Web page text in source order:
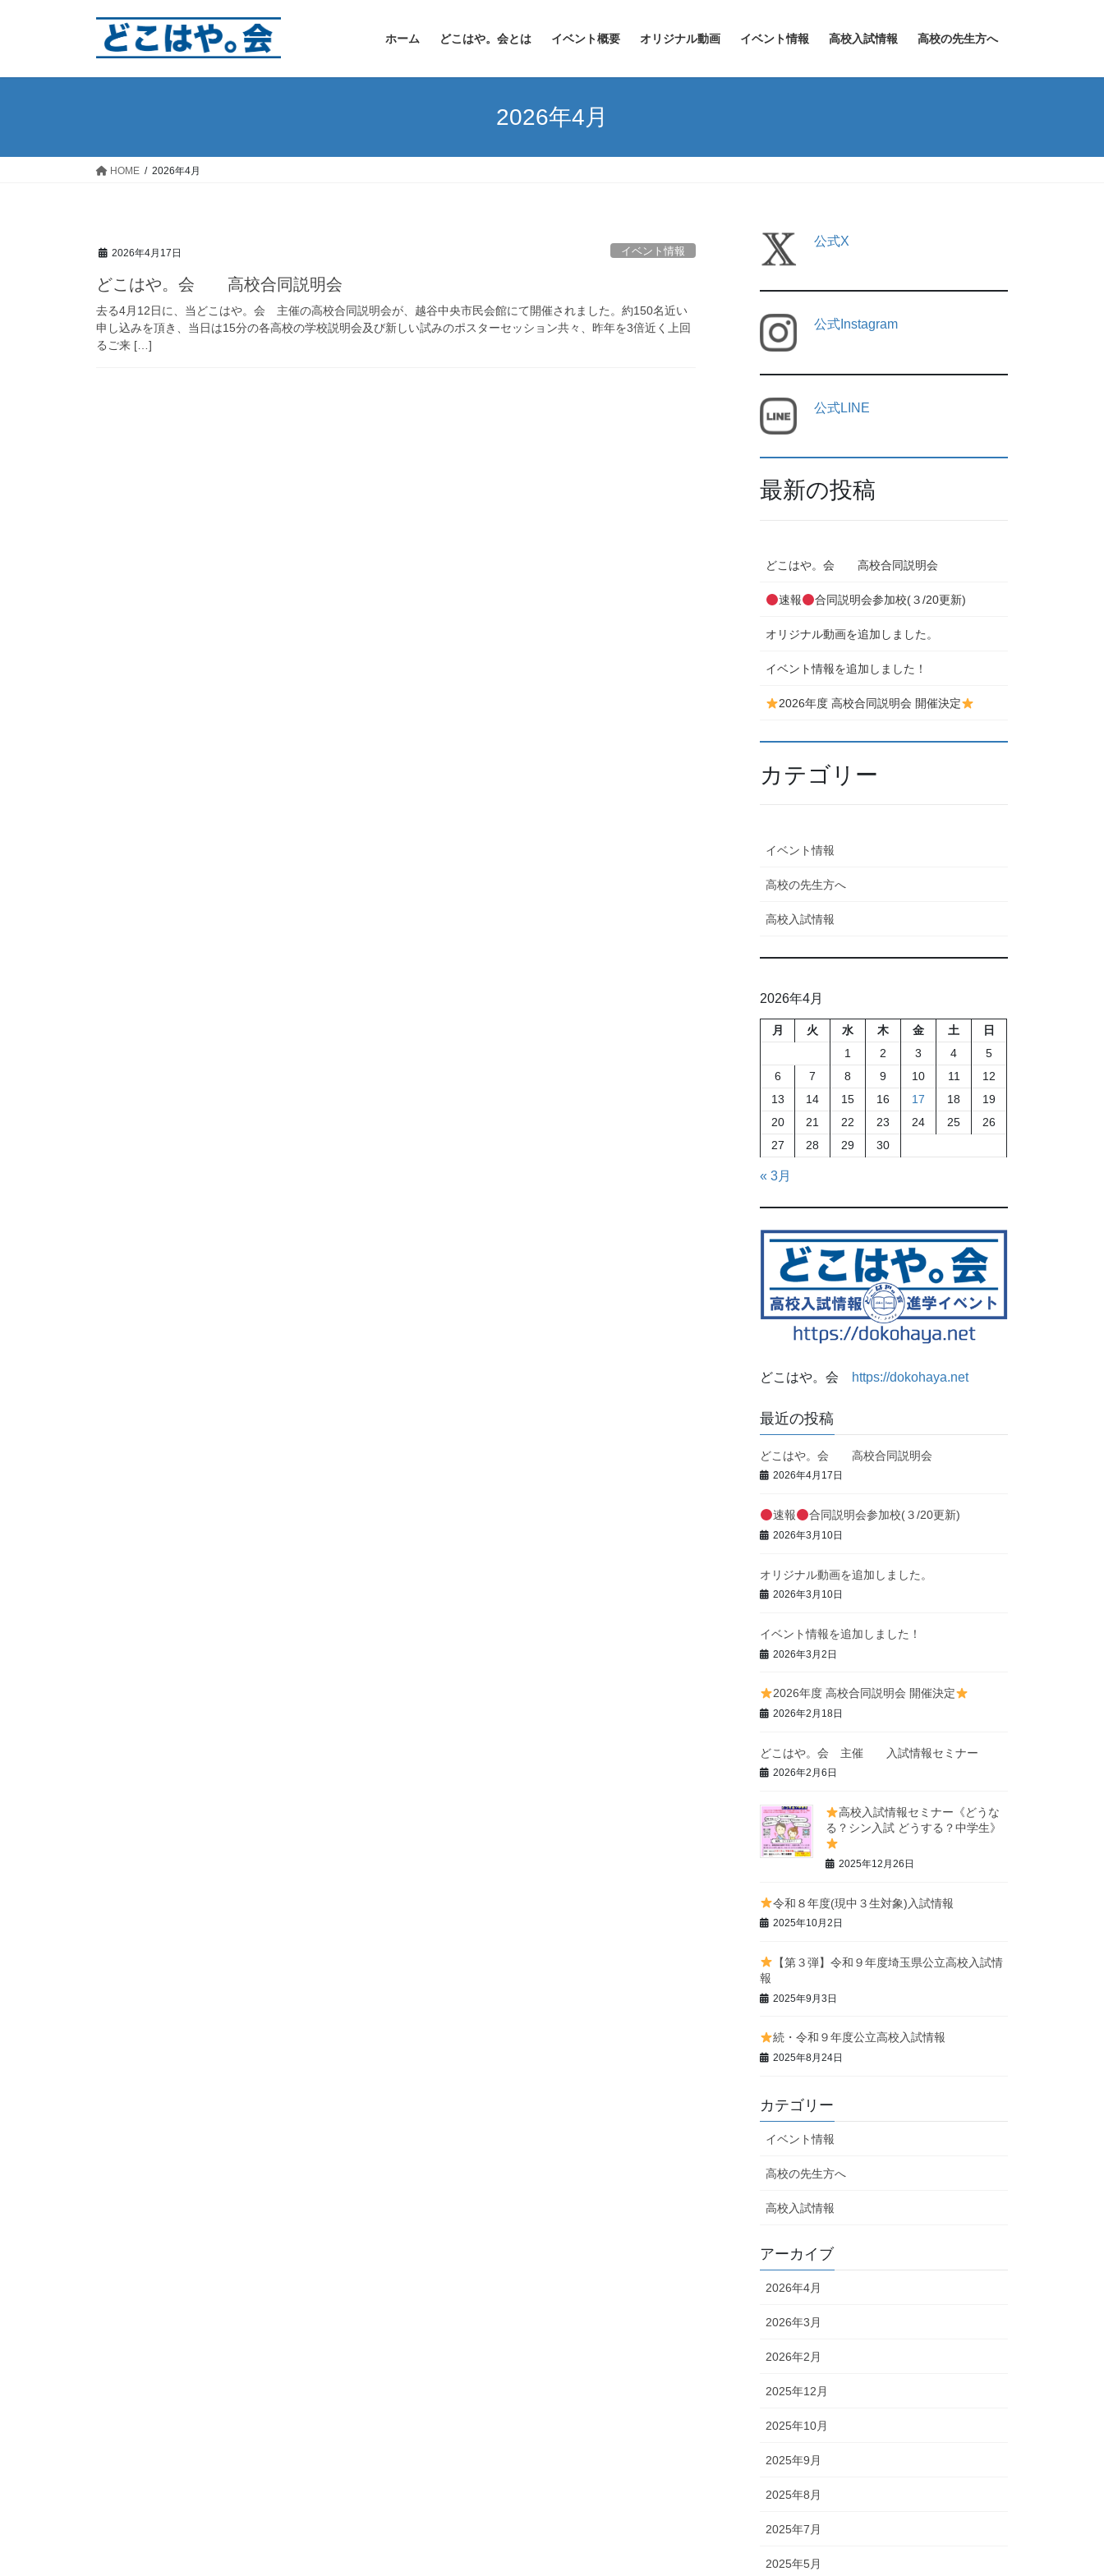
ホーム どこはや。会とは イベント概要 オリジナル動画 イベント情報 高校入試情報 高校の先生方へ
2026年4月
HOME 2026年4月
2026年4月17日 イベント情報
どこはや。会 高校合同説明会
去る4月12日に、当どこはや。会 主催の高校合同説明会が、越谷中央市民会館にて開催されました。約150名近い
申し込みを頂き、当日は15分の各高校の学校説明会及び新しい試みのポスターセッション共々、昨年を3倍近く上回
るご来 […]
公式X
公式Instagram
公式LINE
最新の投稿
どこはや。会 高校合同説明会
速報 合同説明会参加校(３/20更新)
オリジナル動画を追加しました。
イベント情報を追加しました！
2026年度 高校合同説明会 開催決定
カテゴリー
イベント情報
高校の先生方へ
高校入試情報
2026年4月
月 火 水 木 金 土
日
1
2 3 4
5
6
7 8 9 10 11
12
13
14 15 16 17 18
19
20
21 22 23 24 25
26
27
28 29 30
« 3月
どこはや。会 https://dokohaya.net
最近の投稿
どこはや。会 高校合同説明会
2026年4月17日
速報 合同説明会参加校(３/20更新)
2026年3月10日
オリジナル動画を追加しました。
2026年3月10日
イベント情報を追加しました！
2026年3月2日
2026年度 高校合同説明会 開催決定
2026年2月18日
どこはや。会 主催 入試情報セミナー
2026年2月6日
高校入試情報セミナー《どうな
る？シン入試 どうする？中学生》
2025年12月26日
令和８年度(現中３生対象)入試情報
2025年10月2日
【第３弾】令和９年度埼玉県公立高校入試情
報
2025年9月3日
続・令和９年度公立高校入試情報
2025年8月24日
カテゴリー
イベント情報
高校の先生方へ
高校入試情報
アーカイブ
2026年4月
2026年3月
2026年2月
2025年12月
2025年10月
2025年9月
2025年8月
2025年7月
2025年5月